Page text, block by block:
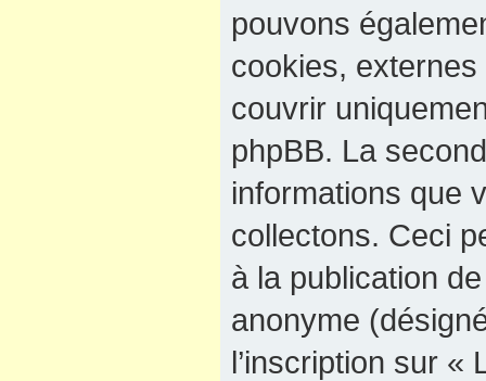
pouvons
cookies,
couvrir
phpBB. La
informations que
collectons. Ceci
à la publication
anonyme
l’inscription sur «